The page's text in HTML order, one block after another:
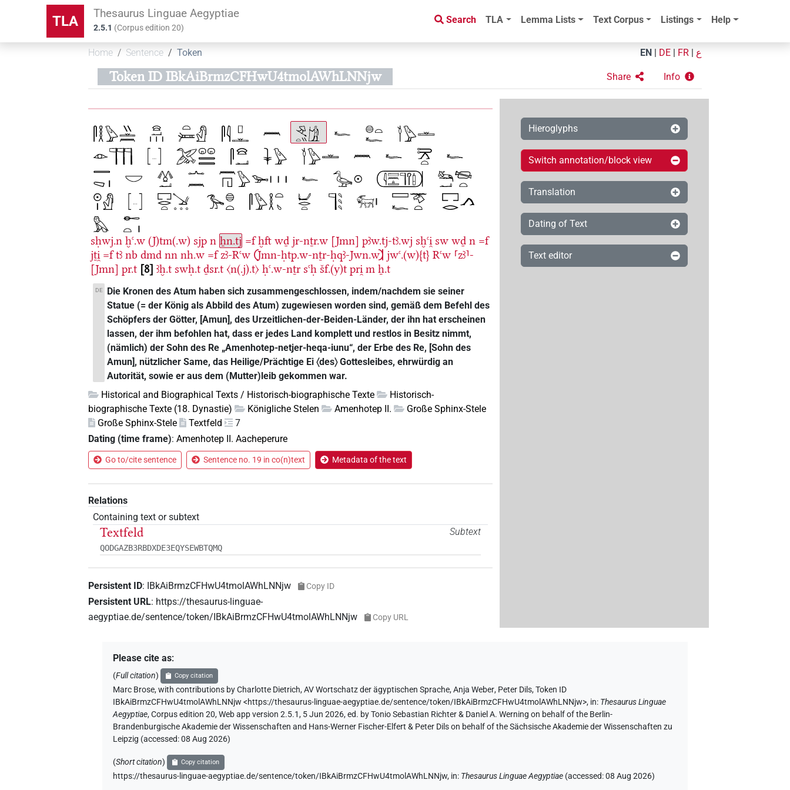
TLA Thesaurus Linguae Aegyptiae
2.5.1 (Corpus edition20)
Search TLA Lemma Lists Text Corpus Listings Help
Home Sentence Token EN DE FR ع
Token ID IBkAiBrmzCFHwU4tmolAWhLNNjw Share Info
sḥwj.n ḫꜥ.w (J)tm(.w) sjp n ẖn.tj =f ḫft wḏ jr-nṯr.w [Jmn] pꜣw.tj-tꜣ.wj sḫꜥi̯ sw wḏ n =f
jṯi̯ =f tꜣ nb dmd nn nh.w =f zꜣ-Rꜥw 𓍹Jmn-ḥtp.w-nṯr-ḥqꜣ-Jwn.w𓍺 jwꜥ.(w){t} Rꜥw ⸢zꜣ⸣-
[Jmn] pr.t 8 ꜣḫ.t swḥ.t ḏsr.t 〈n(.j).t〉 ḥꜥ.w-nṯr sꜥḥ šf.(y)t pri̯ m ẖ.t
DE
Die Kronen des Atum haben sich zusammengeschlossen, indem/nachdem sie seiner
Statue (= der König als Abbild des Atum) zugewiesen worden sind, gemäß dem Befehl des
Schöpfers der Götter, [Amun], des Urzeitlichen-der-Beiden-Länder, der ihn hat erscheinen
lassen, der ihm befohlen hat, dass er jedes Land komplett und restlos in Besitz nimmt,
(nämlich) der Sohn des Re „Amenhotep-netjer-heqa-iunu“, der Erbe des Re, [Sohn des
Amun], nützlicher Same, das Heilige/Prächtige Ei 〈des〉 Gottesleibes, ehrwürdig an
Autorität, sowie er aus dem (Mutter)leib gekommen war.
Historical and Biographical Texts / Historisch-biographische Texte
Historisch-
biographische Texte (18. Dynastie)
Königliche Stelen Amenhotep II.
Große Sphinx-Stele
Große Sphinx-Stele
Textfeld
7
Dating (time frame):Amenhotep II. Aacheperure
Go to/cite sentence Sentence no. 19 in co(n)text Metadata of the text
Relations
Containing text or subtext
Subtext
Textfeld
QODGAZB3RBDXDE3EQYSEWBTQMQ
Persistent ID: IBkAiBrmzCFHwU4tmolAWhLNNjw Copy ID
Persistent URL: https://thesaurus-linguae-
aegyptiae.de/sentence/token/IBkAiBrmzCFHwU4tmolAWhLNNjw
Copy URL
Hieroglyphs
Switch annotation/block view
Translation
Dating of Text
Text editor
Please cite as:
(Full citation) Copy citation
Marc Brose,with contributions by Charlotte Dietrich,AV Wortschatz der ägyptischen Sprache,Anja Weber, Peter Dils,Token ID
IBkAiBrmzCFHwU4tmolAWhLNNjw <https://thesaurus-linguae-aegyptiae.de/sentence/token/IBkAiBrmzCFHwU4tmolAWhLNNjw>, in: Thesaurus Linguae
Aegyptiae,Corpus edition 20, Web app version 2.5.1, 5 Jun 2026, ed. by Tonio Sebastian Richter & Daniel A. Werning on behalf of the Berlin-
Brandenburgische Akademie der Wissenschaften and Hans-Werner Fischer-Elfert & Peter Dils on behalf of the Sächsische Akademie der Wissenschaften zu
Leipzig (accessed:08 Aug 2026)
(Short citation) Copy citation
https://thesaurus-linguae-aegyptiae.de/sentence/token/IBkAiBrmzCFHwU4tmolAWhLNNjw, in: Thesaurus Linguae Aegyptiae (accessed:08 Aug 2026)